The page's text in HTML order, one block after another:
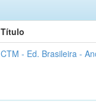
Título
CTM - Ed. Brasileira -